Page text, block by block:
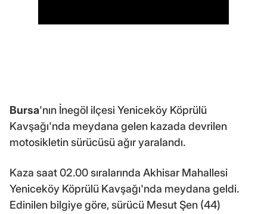
Bursa'nın İnegöl ilçesi Yeniceköy Köprülü
Kavşağı'nda meydana gelen kazada devrilen
motosikletin sürücüsü ağır yaralandı.
Kaza saat 02.00 sıralarında Akhisar Mahallesi
Yeniceköy Köprülü Kavşağı'nda meydana geldi.
Edinilen bilgiye göre, sürücü Mesut Şen (44)